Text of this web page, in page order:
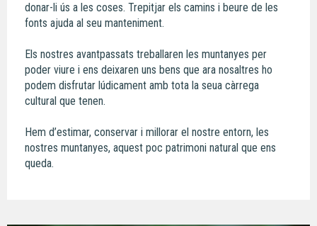
donar-li ús a les coses. Trepitjar els camins i beure de les
fonts ajuda al seu manteniment.
Els nostres avantpassats treballaren les muntanyes per
poder viure i ens deixaren uns bens que ara nosaltres ho
podem disfrutar lúdicament amb tota la seua càrrega
cultural que tenen.
Hem d’estimar, conservar i millorar el nostre entorn, les
nostres muntanyes, aquest poc patrimoni natural que ens
queda.